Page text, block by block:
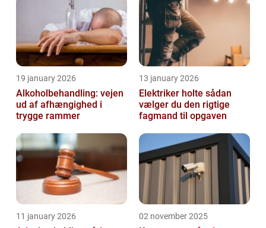
19 january 2026
Alkoholbehandling: vejen
ud af afhængighed i
trygge rammer
13 january 2026
Elektriker holte sådan
vælger du den rigtige
fagmand til opgaven
11 january 2026 02 november 2025